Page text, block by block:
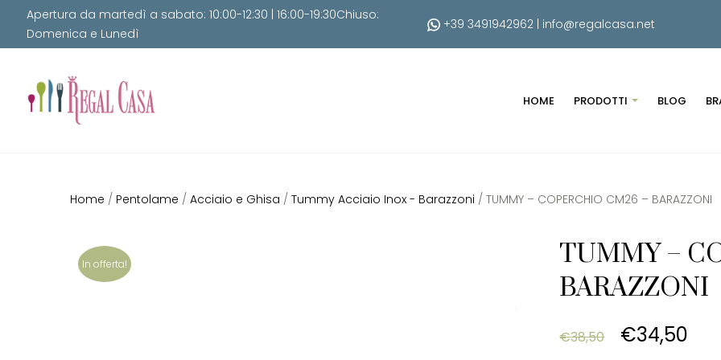
Apertura da martedì a sabato: 10:00-12:30 | 16:00-19:30Chiuso:
Domenica e Lunedì
+39 3491942962| info@regalcasa.net
HOME PRODOTTI BLOG
In offerta!
Home / Pentolame / Acciaio e Ghisa / Tummy Acciaio Inox - Barazzoni / TUMMY – COPERCHIO CM26 – BARAZZONI
TUMMY –
BARAZZONI
€38,50 Original
€34,50